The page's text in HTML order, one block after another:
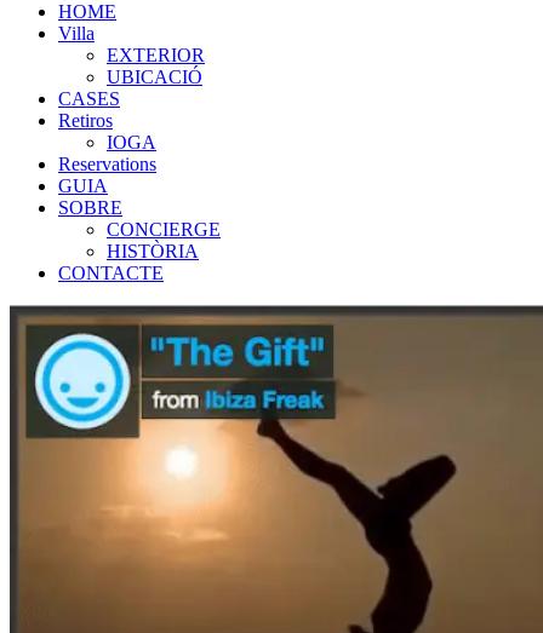
HOME
Villa
EXTERIOR
UBICACIÓ
CASES
Retiros
IOGA
Reservations
GUIA
SOBRE
CONCIERGE
HISTÒRIA
CONTACTE